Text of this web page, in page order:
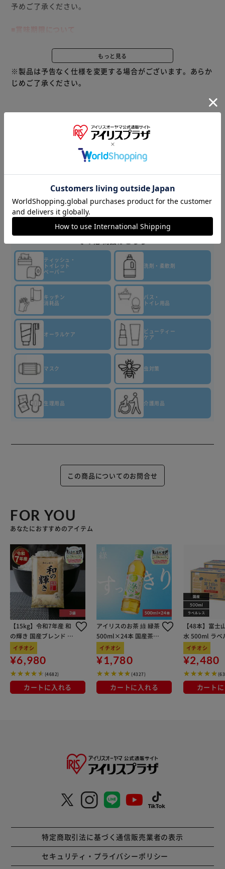
予めご了承ください。
■賞味期限について
出荷しています
【リフレッシュブルー】
スーッと長持ち！心地よい清涼感が持続する、大粒タイプの
爽やかな甘さと強めの清涼感が両立した味わい。
青と黒のツートンカラーのシンプルなデザイン。
ミントタブレット。
フルーティーな甘さと爽やかな清涼感が両立した、華やかな
味わい。
ピンクと黒のツートンカラーのシンプルなデザイン。
【クリスタルシルバー】
スーッと長持ち！心地よい清涼感が持続する、大粒タイプの
ミントタブレット。
甘さを抑えたクリアな味わいと、強めの清涼感が両立した味
わい。
心地よい清涼感の持続を強化するため、新たにクーリング原
料を追加配合。
シルバーと黒のツートンカラーのシンプルなデザイン。
【レモンライムドレス】
息にドレス。
香りをまとうタブレット。
口に入れた瞬間に華やかな香りとレモンライムの爽やかな味
わいが楽しめる、フレグランスのように香りが広がる大粒タ
イプのタブレット。
味わい。
【フレッシュグレープ】
グレープのフレッシュなおいしさをすっきりと楽しめる大粒
本格的なグレープのおいしさと、心地よい清涼感が両立した
味わいです。
【フレッシュレモン】
レモンのフレッシュなおいしさをすっきりと楽しめる大粒タ
イプのフルーツミントタブレット。
フリーズドライ果汁パウダーを配合。
本格的なレモンのおいしさと、心地よい清涼感が両立した味
わいです。
ビタミンC・クエン酸配合。
【フレッシュピーチ】
ピーチのフレッシュなおいしさをすっきりと楽しめる大粒タ
イプのフルーツミントタブレット。
フリーズドライ果汁パウダーを配合。
甘ずっぱい幸せ×清涼感。
カルピスの甘ずっぱい味わいや香りと心地よい清涼感が楽し
カルピスフリーズドライパウダー、キャンディチップを配
【クリアプラスマイルド】
トリプル配合で息みがき！マイルドなグリーンミントのおい
しさとお口のすっきり感が味わえる大粒タイプのミントタブ
もっと見る
※製品は予告なく仕様を変更する場合がございます。あらか
じめご了承ください。
※当商品はお取り寄せ品の為、在庫の確認及び商品のお届け
までお時間を頂く場合がございます。
また、商品がメーカーにて完売となっていた場合、キャンセ
ル又は注文内容の変更をお願いいたしております。
商品情報
ティッシュ・
トイレット
ペーパー
洗剤・柔軟剤
キッチン
消耗品
バス・
トイレ用品
オーラルケア
ビューティー
ケア
マスク 虫対策
生理用品 介護用品
この商品についてのお問合せ
FOR YOU
あなたにおすすめのアイテム
【15kg】令和7年産 和
の輝き 国産ブレンド 5
kg×3袋
イチオシ
¥6,980
(4682)
カートに入れる
アイリスのお茶 綠 緑茶
500ml×24本 国産茶葉
100％使用
イチオシ
¥1,780
(4327)
カートに入れる
【48本】富士
水 500ml ラベ
イチオシ
¥2,480
カート
特定商取引法に基づく通信販売業者の表示
セキュリティ・プライバシーポリシー